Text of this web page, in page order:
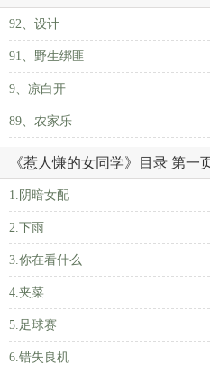
92、设计
91、野生绑匪
9、凉白开
89、农家乐
《惹人慊的女同学》目录 第一
1.阴暗女配
2.下雨
3.你在看什么
4.夹菜
5.足球赛
6.错失良机